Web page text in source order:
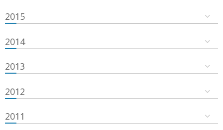
2015
2014
2013
2012
2011